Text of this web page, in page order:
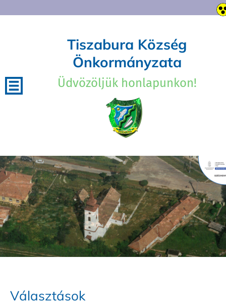
Tiszabura Község
Önkormányzata
Üdvözöljük honlapunkon!
Választások